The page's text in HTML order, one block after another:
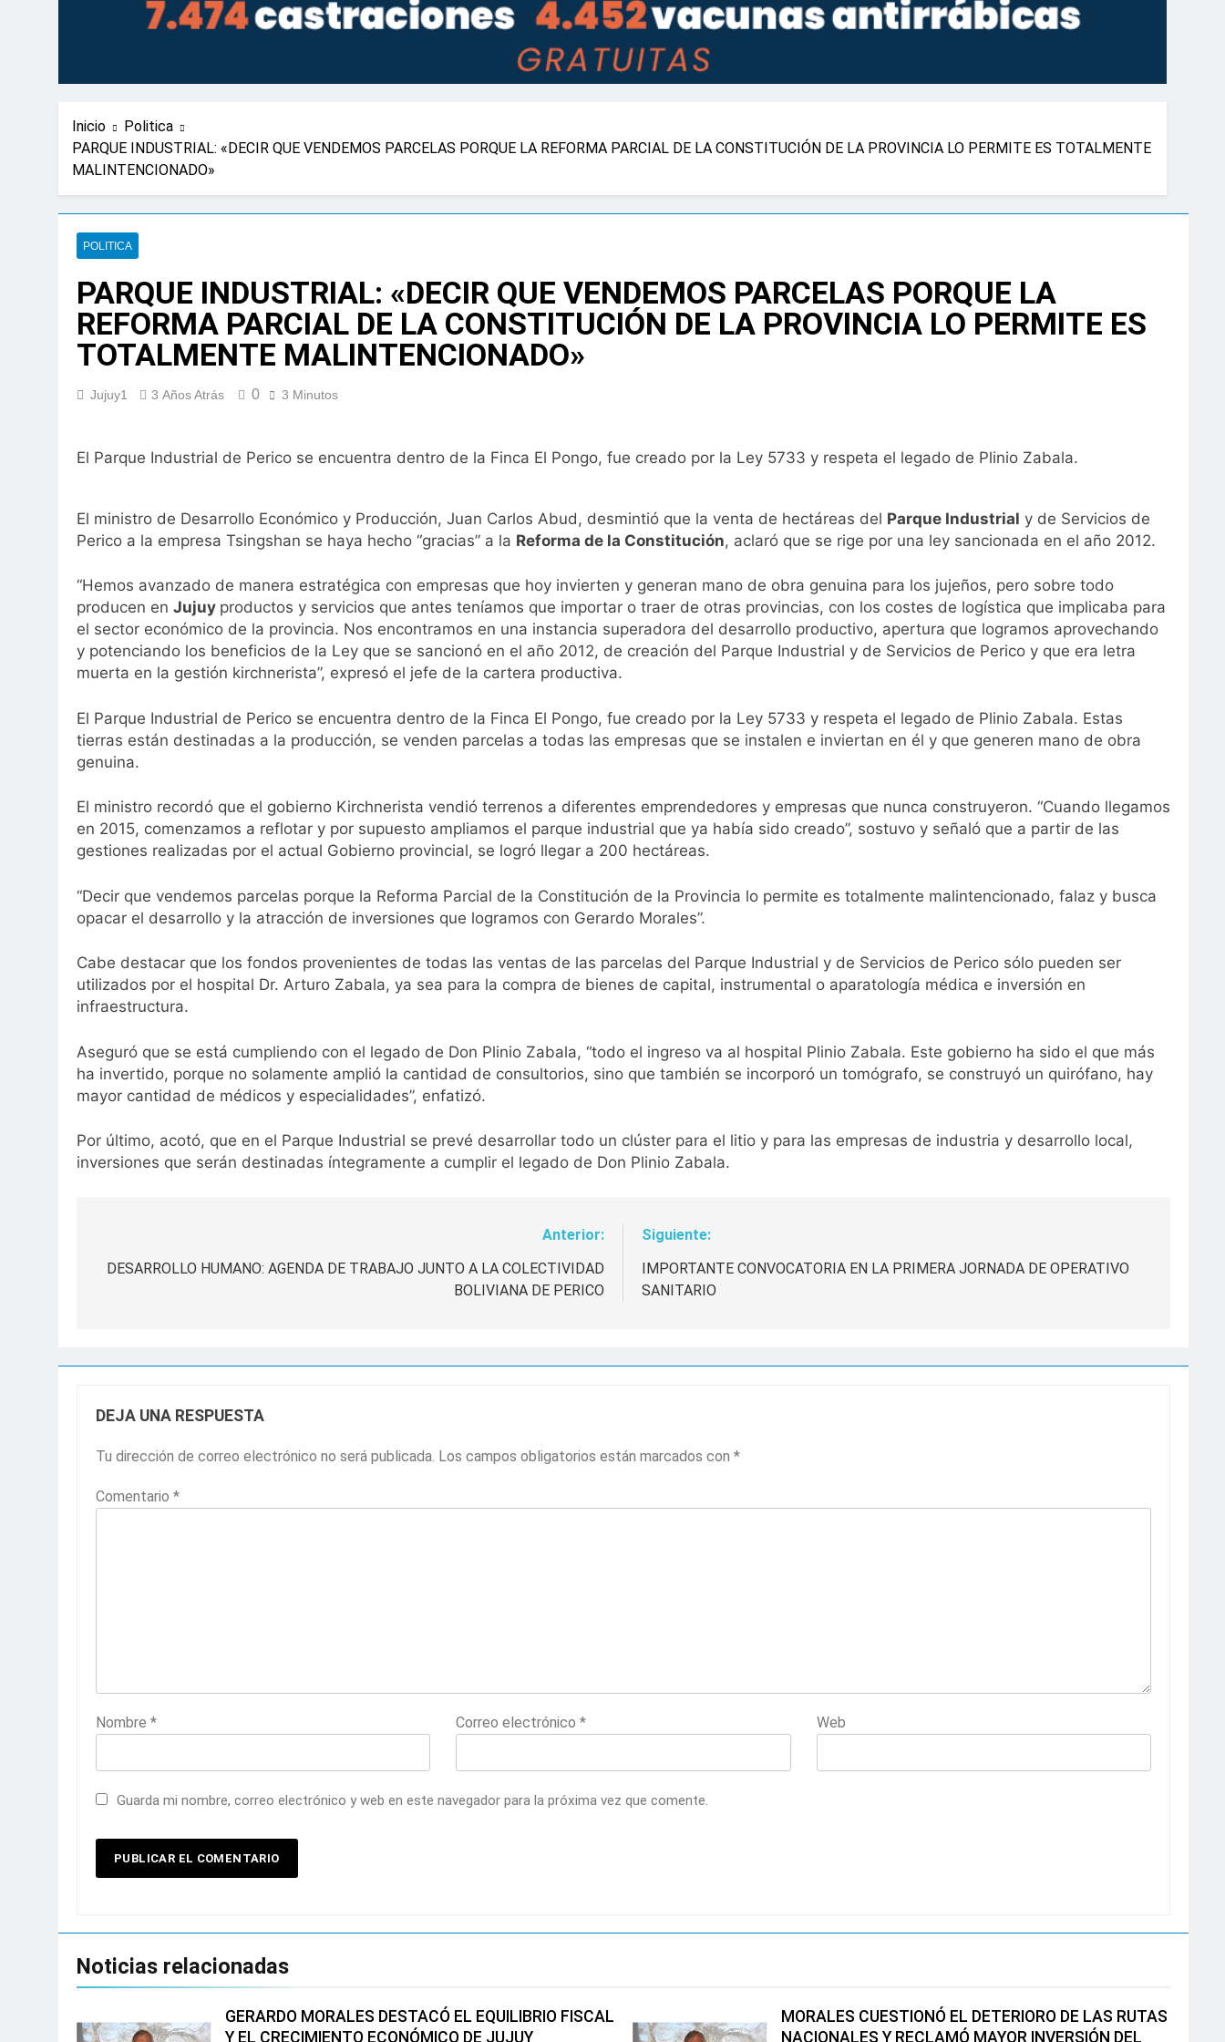
Inicio
Politica
PARQUE INDUSTRIAL: «DECIR QUE VENDEMOS PARCELAS PORQUE LA REFORMA PARCIAL DE LA CONSTITUCIÓN DE LA PROVINCIA LO PERMITE ES TOTALMENTE
MALINTENCIONADO»
POLITICA
PARQUE INDUSTRIAL: «DECIR QUE VENDEMOS PARCELAS PORQUE LA
REFORMA PARCIAL DE LA CONSTITUCIÓN DE LA PROVINCIA LO PERMITE ES
TOTALMENTE MALINTENCIONADO»
Jujuy1 3 Años Atrás 0 3 Minutos
El Parque Industrial de Perico se encuentra dentro de la Finca El Pongo, fue creado por la Ley 5733 y respeta el legado de Plinio Zabala.
El ministro de Desarrollo Económico y Producción, Juan Carlos Abud, desmintió que la venta de hectáreas del Parque Industrial y de Servicios de
Perico a la empresa Tsingshan se haya hecho “gracias” a la Reforma de la Constitución, aclaró que se rige por una ley sancionada en el año 2012.
“Hemos avanzado de manera estratégica con empresas que hoy invierten y generan mano de obra genuina para los jujeños, pero sobre todo
producen en Jujuy productos y servicios que antes teníamos que importar o traer de otras provincias, con los costes de logística que implicaba para
el sector económico de la provincia. Nos encontramos en una instancia superadora del desarrollo productivo, apertura que logramos aprovechando
y potenciando los beneficios de la Ley que se sancionó en el año 2012, de creación del Parque Industrial y de Servicios de Perico y que era letra
muerta en la gestión kirchnerista”, expresó el jefe de la cartera productiva.
El Parque Industrial de Perico se encuentra dentro de la Finca El Pongo, fue creado por la Ley 5733 y respeta el legado de Plinio Zabala. Estas
tierras están destinadas a la producción, se venden parcelas a todas las empresas que se instalen e inviertan en él y que generen mano de obra
genuina.
El ministro recordó que el gobierno Kirchnerista vendió terrenos a diferentes emprendedores y empresas que nunca construyeron. “Cuando llegamos
en 2015, comenzamos a reflotar y por supuesto ampliamos el parque industrial que ya había sido creado”, sostuvo y señaló que a partir de las
gestiones realizadas por el actual Gobierno provincial, se logró llegar a 200 hectáreas.
“Decir que vendemos parcelas porque la Reforma Parcial de la Constitución de la Provincia lo permite es totalmente malintencionado, falaz y busca
opacar el desarrollo y la atracción de inversiones que logramos con Gerardo Morales”.
Cabe destacar que los fondos provenientes de todas las ventas de las parcelas del Parque Industrial y de Servicios de Perico sólo pueden ser
utilizados por el hospital Dr. Arturo Zabala, ya sea para la compra de bienes de capital, instrumental o aparatología médica e inversión en
infraestructura.
Aseguró que se está cumpliendo con el legado de Don Plinio Zabala, “todo el ingreso va al hospital Plinio Zabala. Este gobierno ha sido el que más
ha invertido, porque no solamente amplió la cantidad de consultorios, sino que también se incorporó un tomógrafo, se construyó un quirófano, hay
mayor cantidad de médicos y especialidades”, enfatizó.
Por último, acotó, que en el Parque Industrial se prevé desarrollar todo un clúster para el litio y para las empresas de industria y desarrollo local,
inversiones que serán destinadas íntegramente a cumplir el legado de Don Plinio Zabala.
de
Anterior:
DESARROLLO HUMANO: AGENDA DE TRABAJO JUNTO A LA COLECTIVIDAD
BOLIVIANA DE PERICO
Siguiente:
IMPORTANTE CONVOCATORIA EN LA PRIMERA JORNADA DE OPERATIVO
SANITARIO
DEJA UNA RESPUESTA
Tu dirección de correo electrónico no será publicada. Los campos obligatorios están marcados con *
Comentario *
Nombre * Correo electrónico* Web
Guarda mi nombre, correo electrónico y web en este navegador para la próxima vez que comente.
Noticias relacionadas
GERARDO MORALES DESTACÓ EL EQUILIBRIO FISCAL
Y EL CRECIMIENTO ECONÓMICO DE JUJUY
MORALES CUESTIONÓ EL DETERIORO DE LAS RUTAS
NACIONALES Y RECLAMÓ MAYOR INVERSIÓN DEL